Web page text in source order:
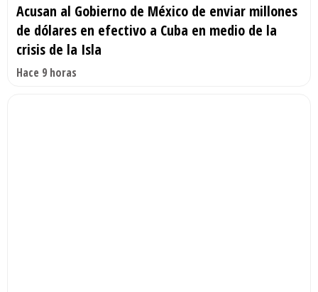
Acusan al Gobierno de México de enviar millones
de dólares en efectivo a Cuba en medio de la
crisis de la Isla
Hace 9 horas